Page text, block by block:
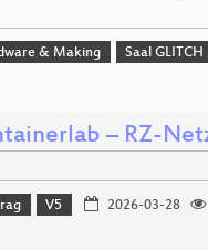
& Making Saal GLITCH
– RZ-
V5 2026-03-28